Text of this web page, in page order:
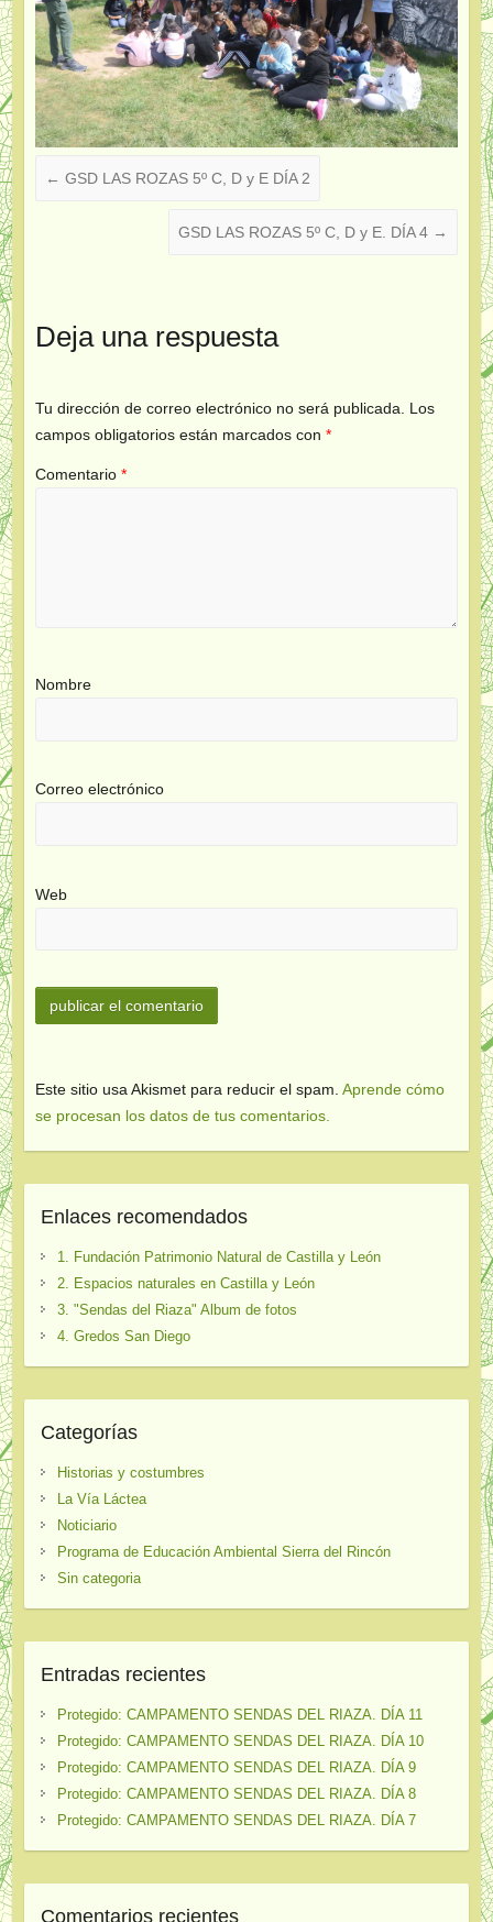
← GSD LAS ROZAS 5º C, D y E DÍA 2
GSD LAS ROZAS 5º C, D y E. DÍA 4 →
Deja una respuesta
Tu dirección de correo electrónico no será publicada.
Los
campos obligatorios están marcados con *
Comentario *
Nombre
Correo electrónico
Web
Este sitio usa Akismet para reducir el spam. Aprende cómo
se procesan los datos de tus comentarios.
Enlaces recomendados
1. Fundación Patrimonio Natural de Castilla y León
2. Espacios naturales en Castilla y León
3. "Sendas del Riaza" Album de fotos
4. Gredos San Diego
Categorías
Historias y costumbres
La Vía Láctea
Noticiario
Programa de Educación Ambiental Sierra del Rincón
Sin categoria
Entradas recientes
Protegido: CAMPAMENTO SENDAS DEL RIAZA. DÍA 11
Protegido: CAMPAMENTO SENDAS DEL RIAZA. DÍA 10
Protegido: CAMPAMENTO SENDAS DEL RIAZA. DÍA 9
Protegido: CAMPAMENTO SENDAS DEL RIAZA. DÍA 8
Protegido: CAMPAMENTO SENDAS DEL RIAZA. DÍA 7
Comentarios recientes